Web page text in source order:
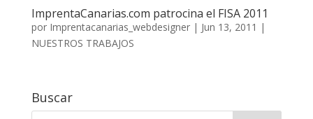
ImprentaCanarias.com patrocina el FISA 2011
por Imprentacanarias_webdesigner| Jun 13, 2011 |
NUESTROS TRABAJOS
Buscar